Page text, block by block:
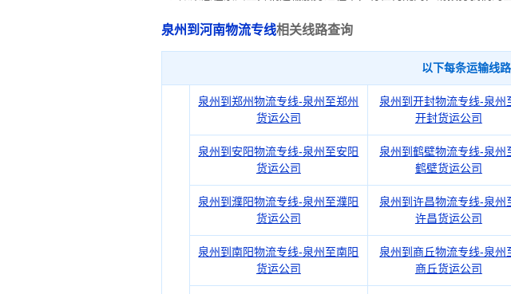
泉州到河南物流专线相关线路查询
以下每条运输线
泉州到郑州物流专线-泉州至郑州
货运公司
泉州到开封物流专线-泉州
开封货运公司
泉州到安阳物流专线-泉州至安阳
货运公司
泉州到鹤壁物流专线-泉州
鹤壁货运公司
泉州到濮阳物流专线-泉州至濮阳
货运公司
泉州到许昌物流专线-泉州
许昌货运公司
泉州到南阳物流专线-泉州至南阳
货运公司
泉州到商丘物流专线-泉州
商丘货运公司